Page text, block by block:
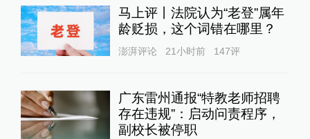
马上评丨法院认为“老登”属年
龄贬损，这个词错在哪里？
澎湃评论 21小时前 147评
广东雷州通报“特教老师招聘
存在违规”：启动问责程序，
副校长被停职